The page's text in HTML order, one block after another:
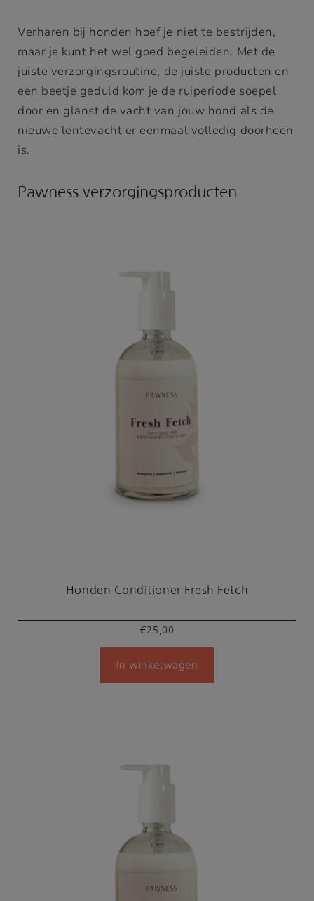
Verharen bij honden hoef je niet te bestrijden,
maar je kunt het wel goed begeleiden. Met de
juiste verzorgingsroutine, de juiste producten en
een beetje geduld kom je de ruiperiode soepel
door en glanst de vacht van jouw hond als de
nieuwe lentevacht er eenmaal volledig doorheen
is.
Pawness verzorgingsproducten
Honden Conditioner Fresh Fetch
€25,00
In winkelwagen